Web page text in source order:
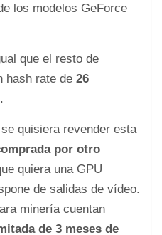
los modelos GeForce
que el resto de
hash rate de 26
quisiera revender esta
por otro
quiera una GPU
de salidas de vídeo.
minería cuentan
de 3 meses de